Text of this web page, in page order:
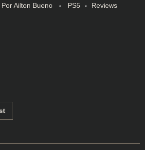
PorAilton Bueno PS5 Reviews